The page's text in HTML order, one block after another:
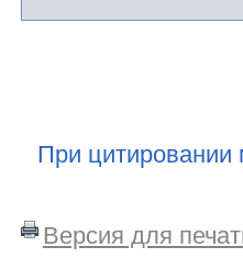
При цитировании
Версия для